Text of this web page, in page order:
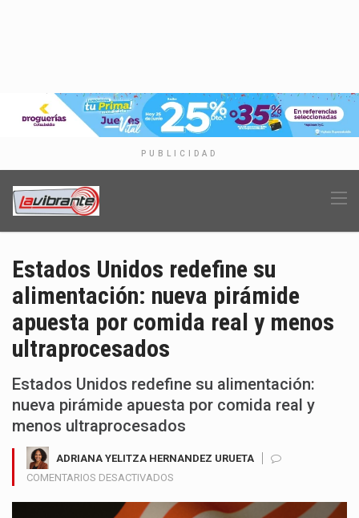
PUBLICIDAD
Estados Unidos redefine su
alimentación: nueva pirámide
apuesta por comida real y menos
ultraprocesados
Estados Unidos redefine su alimentación:
nueva pirámide apuesta por comida real y
menos ultraprocesados
ADRIANA YELITZA HERNANDEZ URUETA
COMENTARIOS DESACTIVADOS
UNIDOS